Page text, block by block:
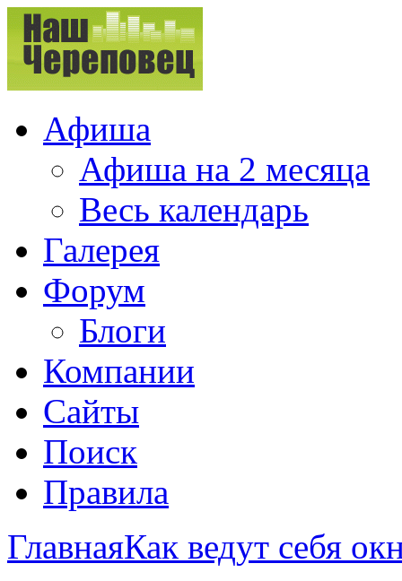
Афиша
Афиша на 2 месяца
Весь календарь
Галерея
Форум
Блоги
Компании
Сайты
Поиск
Правила
ГлавнаяКак ведут себя